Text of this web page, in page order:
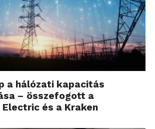
a hálózati kapacitás
– összefogott a
Electric és a Kraken